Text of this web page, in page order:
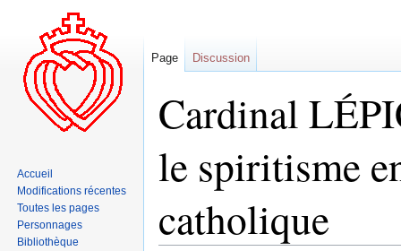
Cardinal
le spiritisme
catholique
Page Discussion
Accueil
Modifications récentes
Toutes les pages
Personnages
Bibliothèque